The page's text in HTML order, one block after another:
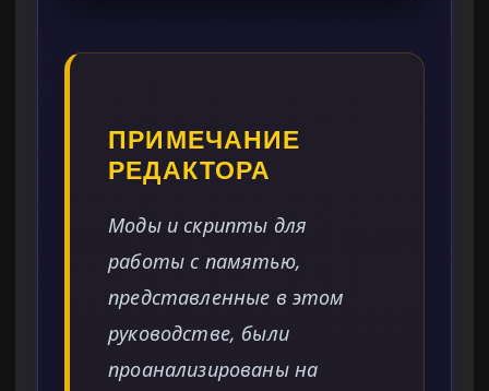
ПРИМЕЧАНИЕ
РЕДАКТОРА
Моды и скрипты для
работы с памятью,
представленные в этом
руководстве, были
проанализированы на